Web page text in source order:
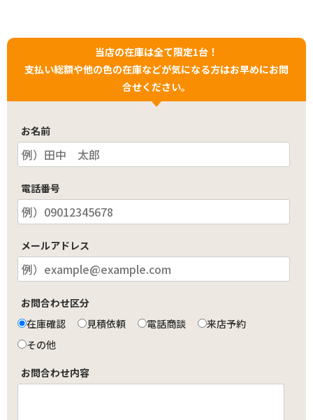
当店の在庫は全て限定1台！
支払い総額や他の色の在庫などが気になる方はお早めにお問
合せください。
お名前
電話番号
メールアドレス
お問合わせ区分
在庫確認
見積依頼 電話商談
来店予約
その他
お問合わせ内容